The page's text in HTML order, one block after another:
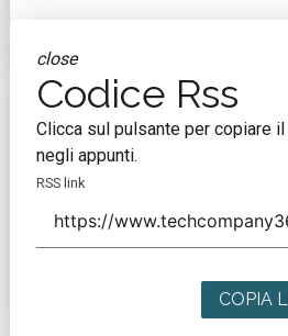
close
Codice Rss
Clicca sul pulsante per copiare il
negli appunti.
RSS link
COPIA